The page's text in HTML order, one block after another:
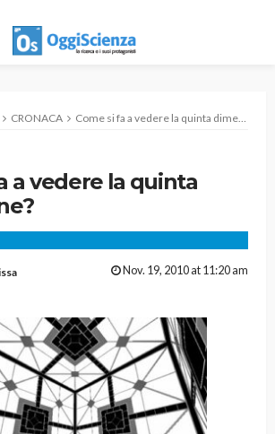
CRONACA Come si fa a vedere la quinta dimensione?
a vedere la quinta
Nov. 19, 2010 at 11:20 am